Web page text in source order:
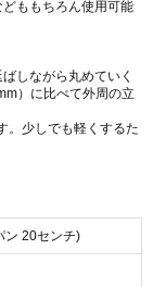
ももちろん使用可能
しながら丸めていく
）に比べて外周の立
。少しでも軽くするた
ン 20センチ)